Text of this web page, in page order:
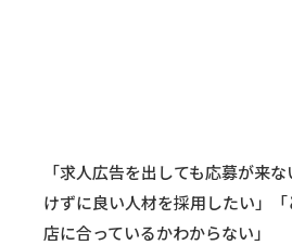
「求人広告を出しても応募が来
けずに良い人材を採用したい」
店に合っているかわからない」